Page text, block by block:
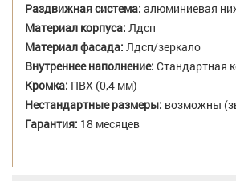
Раздвижная система: алюминиевая
Материал корпуса: Лдсп
Материал фасада: Лдсп/зеркало
Внутреннее наполнение: Стандартная
Кромка: ПВХ (0,4 мм)
Нестандартные размеры: возможны
Гарантия: 18 месяцев